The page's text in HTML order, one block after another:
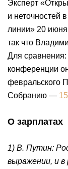
Эксперт
и неточностей
линии» 20
так что
Для сравнения:
конференции
февральского
Собранию —
О зарплатах
1) В. Путин:
выражении, и